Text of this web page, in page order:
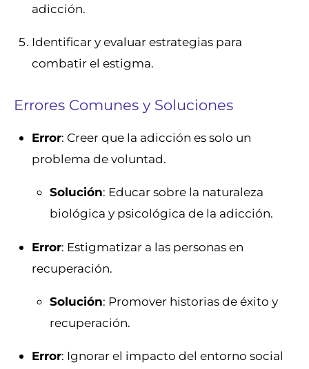
adicción.
Identificar y evaluar estrategias para
combatir el estigma.
Errores Comunes y Soluciones
Error: Creer que la adicción es solo un
problema de voluntad.
Solución: Educar sobre la naturaleza
biológica y psicológica de la adicción.
Error: Estigmatizar a las personas en
recuperación.
Solución: Promover historias de éxito y
recuperación.
Error: Ignorar el impacto del entorno social